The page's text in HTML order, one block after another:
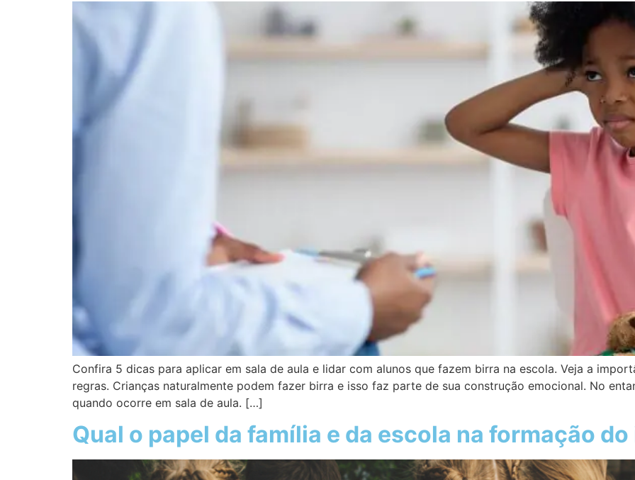
Confira 5 dicas para aplicar em sala de aula e lidar com alunos que fazem birra na escola. Veja a
regras. Crianças naturalmente podem fazer birra e isso faz parte de sua construção emocional. No
quando ocorre em sala de aula. […]
Qual o papel da família e da escola na formação